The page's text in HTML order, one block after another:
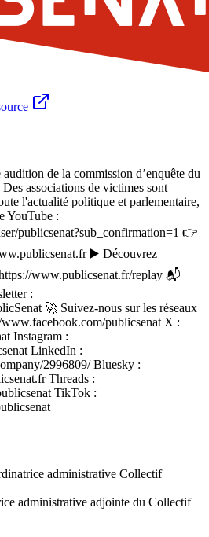
de la commission d’enquête du
associations de victimes sont
l'actualité politique et parlementaire,
YouTube :
publicsenat?sub_confirmation=1 👉
▶️ Découvrez
www.publicsenat.fr/replay 📬
:
🚀 Suivez-nous sur les réseaux
publicsenat X :
Instagram :
LinkedIn :
2996809/ Bluesky :
Threads :
TikTok :
administrative Collectif
administrative adjointe du Collectif